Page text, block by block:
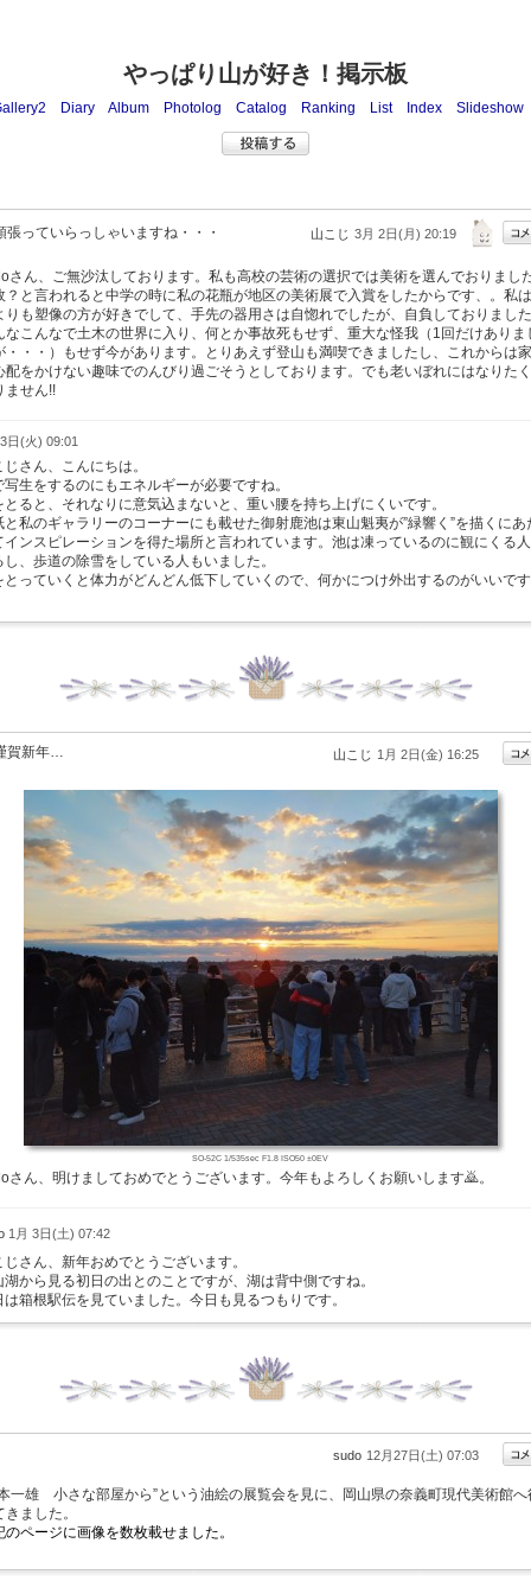
やっぱり山が好き！掲示板
Diary Album Photolog Catalog Ranking List Index Slideshow
張っていらっしゃいますね・・・ 山こじ 3月 2日(月) 20:19
さん、ご無沙汰しております。私も高校の芸術の選択では美術を選んでおりまし
？と言われると中学の時に私の花瓶が地区の美術展で入賞をしたからです、。私
りも塑像の方が好きでして、手先の器用さは自惚れでしたが、自負しておりまし
なこんなで土木の世界に入り、何とか事故死もせず、重大な怪我（1回だけありま
・・・）もせず今があります。とりあえず登山も満喫できましたし、これからは
配をかけない趣味でのんびり過ごそうとしております。でも老いぼれにはなりた
ません!!
日(火) 09:01
じさん、こんにちは。
写生をするのにもエネルギーが必要ですね。
とると、それなりに意気込まないと、重い腰を持ち上げにくいです。
と私のギャラリーのコーナーにも載せた御射鹿池は東山魁夷が”緑響く”を描くにあ
インスピレーションを得た場所と言われています。池は凍っているのに観にくる
し、歩道の除雪をしている人もいました。
とっていくと体力がどんどん低下していくので、何かにつけ外出するのがいいです
賀新年… 山こじ 1月 2日(金) 16:25
SO-52C 1/535sec F1.8 ISO50 ±0EV
さん、明けましておめでとうございます。今年もよろしくお願いします🙇。
1月 3日(土) 07:42
じさん、新年おめでとうございます。
湖から見る初日の出とのことですが、湖は背中側ですね。
は箱根駅伝を見ていました。今日も見るつもりです。
sudo 12月27日(土) 07:03
一雄 小さな部屋から”という油絵の展覧会を見に、岡山県の奈義町現代美術館へ
きました。
のページに画像を数枚載せました。